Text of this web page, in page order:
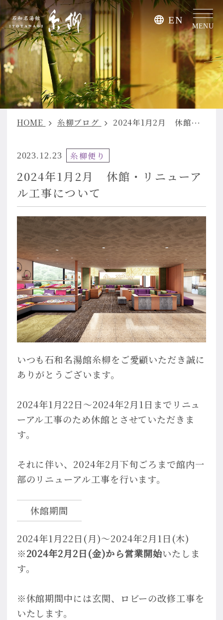
EN
MENU
HOME 糸柳ブログ 2024年1月2月 休館・リニューアル工事について
2023.12.23 糸柳便り
2024年1月2月 休館・リニューア
ル工事について
いつも石和名湯館糸柳をご愛顧いただき誠に
ありがとうございます。
2024年1月22日〜2024年2月1日までリニュ
ーアル工事のため休館とさせていただきま
す。
それに伴い、2024年2月下旬ごろまで館内一
部のリニューアル工事を行います。
休館期間
2024年1月22日(月)〜2024年2月1日(木)
※2024年2月2日(金)から営業開始いたしま
す。
※休館期間中には玄関、ロビーの改修工事を
いたします。